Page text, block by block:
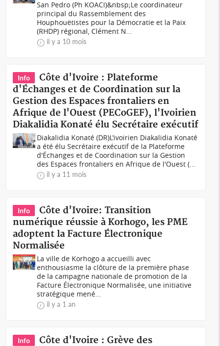
San Pedro (Ph KOACI)&nbsp;Le coordinateur
principal du Rassemblement des
Houphouëtistes pour la Démocratie et la Paix
(RHDP) régional, Clément N...
il y a 10 mois
Info
Côte d'Ivoire : Plateforme
d'Échanges et de Coordination sur la
Gestion des Espaces frontaliers en
Afrique de l'Ouest (PECoGEF), l'Ivoirien
Diakalidia Konaté élu Secrétaire exécutif
Diakalidia Konaté (DR)L’ivoirien Diakalidia Konaté
a été élu Secrétaire exécutif de la Plateforme
d'Échanges et de Coordination sur la Gestion
des Espaces frontaliers en Afrique de l'Ouest (...
il y a 11 mois
Info
Côte d'Ivoire: Transition
numérique réussie à Korhogo, les PME
adoptent la Facture Électronique
Normalisée
La ville de Korhogo a accueilli avec
enthousiasme la clôture de la première phase
de la campagne nationale de promotion de la
Facture Électronique Normalisée, une initiative
stratégique mené...
il y a 1 an
Info
Côte d'Ivoire : Grève des